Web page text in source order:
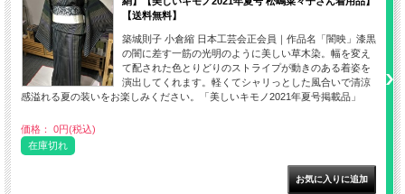
【送料無料】
築城則子 小倉縮 日本工芸会正会員｜作品名「闇映」漆黒
の闇に差す一筋の光明のように美しい草木染。幅を変え
て配された色とりどりのストライプが動きのある着姿を
演出してくれます。軽くてシャリっとした風合いで清涼
感溢れる夏の装いをお楽しみください。「美しいキモノ2021年夏号掲載品」
価格： 0円(税込)
在庫切れ